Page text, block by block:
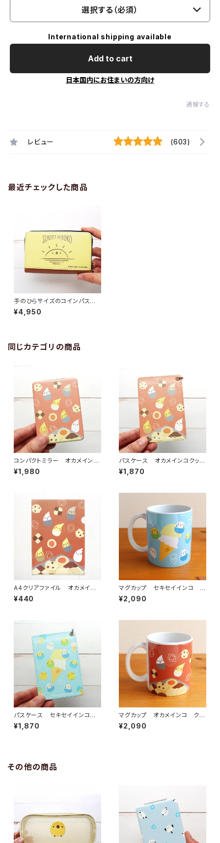
選択する（必須）
International shipping available
Add to cart
日本国内にお住まいの方向け
通報する
レビュー (603)
最近チェックした商品
手のひらサイズのコインパスケ
ース SUNSET HIYOKO
¥4,950
同じカテゴリの商品
コンパクトミラー オカメイン
コ クッキー
¥1,980
パスケース オカメインコクッキ
ー
¥1,870
A4クリアファイル オカメイン
コ クッキー
¥440
マグカップ セキセイインコ ア
イス
¥2,090
パスケース セキセイインコア
イス
¥1,870
マグカップ オカメインコ クッ
キー
¥2,090
その他の商品